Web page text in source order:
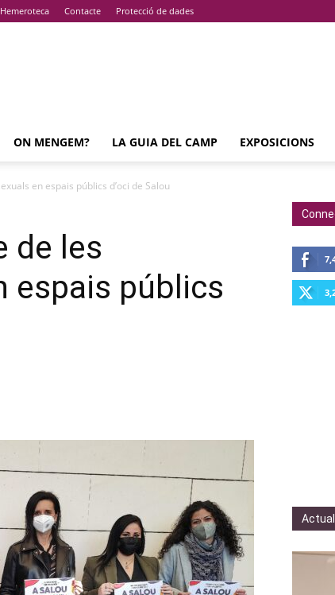
Hemeroteca Contacte Protecció de dades
ON MENGEM? LA GUIA DEL CAMP EXPOSICIONS
en espais públics d’oci de Salou
de les
espais públics